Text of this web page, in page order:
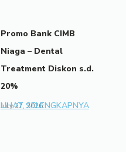
Promo Bank CIMB
Niaga – Dental
Treatment Diskon s.d.
20%
July 27, 2026
LIHAT SELENGKAPNYA